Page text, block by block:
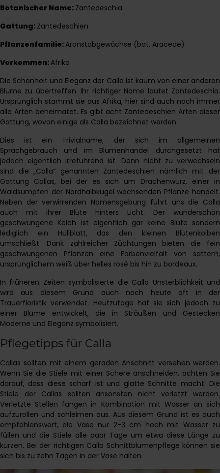
Botanischer Name: Zantedeschia
Gattung: Zantedeschien
Pflanzenfamilie: Aronstabgewächse (bot. Araceae)
Vorkommen: Afrika
Die Schönheit und Eleganz der Calla ist kaum von einer anderen
Blume zu übertreffen. Ihr richtiger Name lautet Zantedeschia.
Ursprünglich stammt sie aus Afrika, hier sind auch noch immer
alle Arten beheimatet. Es gibt acht Zantedeschien Arten dieser
Gattung, wovon einige als Calla bezeichnet werden.
Dies ist ein Trivialname, der sich im allgemeinen
Sprachgebrauch und im Blumenhandel durchgesetzt hat
jedoch eigentlich irreführend ist. Denn nicht zu verwechseln
sind die „Calla“ genannten Zantedeschien nämlich mit der
Gattung Callas, bei der es sich um Drachenwurz, einer in
Waldsümpfen der Nordhalbkugel wachsenden Pflanze handelt.
Neben der verwirrenden Namensgebung führt uns die Calla
auch mit ihrer Blüte hinters Licht. Der wunderschön
geschwungene Kelch ist eigentlich gar keine Blüte sondern
lediglich ein Hüllblatt, das den kleinen Blütenkolben
umschließt. Dank zahlreicher Züchtungen bieten die fein
geschwungenen Pflanzen eine Farbenvielfalt von sattem,
ursprünglichem weiß über helles rosé bis hin zu bordeaux.
In früheren Zeiten symbolisierte die Calla Unsterblichkeit und
wird aus diesem Grund auch noch heute oft in der
Trauerfloristik verwendet. Heutzutage hat sie sich jedoch zu
einer Blume entwickelt, die in Sträußen und Gestecken
Moderne und Eleganz symbolisiert.
Pflegetipps für Calla
Callas sollten mit einem geraden Anschnitt versehen werden.
Wenn Sie die Stiele mit einer Schere anschneiden, achten Sie
darauf, dass diese scharf ist und glatte Schnitte macht. Die
Stiele der Callas sollten ansonsten nicht verletzt werden.
Verletzte Stellen fangen in Kombination mit Wasser an sich
aufzurollen und schleimen aus. Aus diesem Grund ist es auch
empfehlenswert, die Vase nur 2-3 cm hoch mit Wasser zu
füllen und die Stiele alle paar Tage um etwa diese Länge zu
kürzen. Bei der richtigen Calla Schnittblumenpflege können sie
sich bis zu zehn Tagen in der Vase halten.